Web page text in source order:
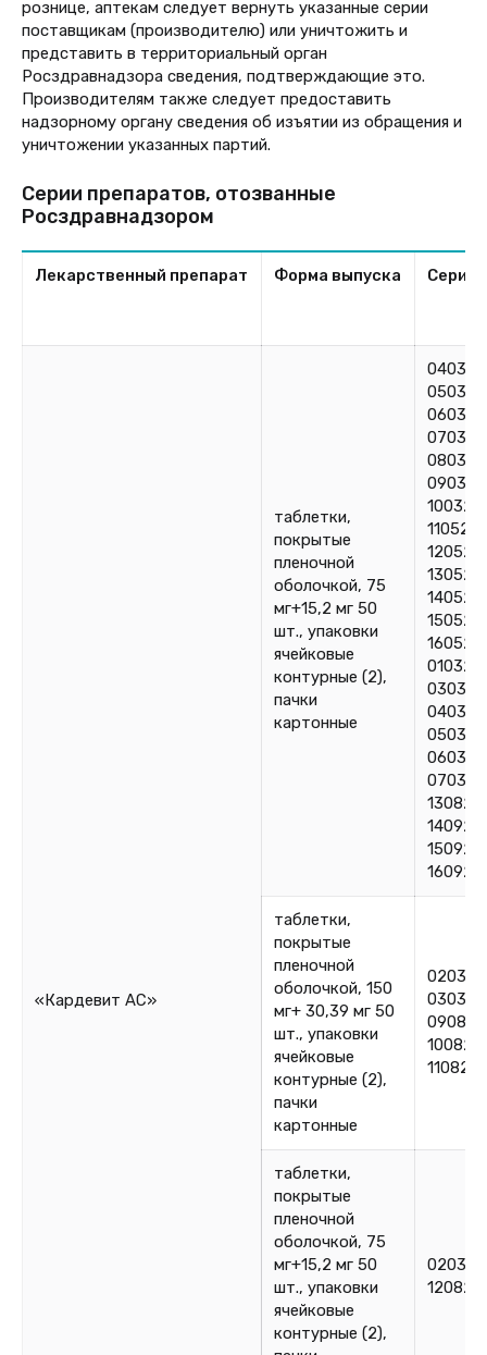
рознице, аптекам следует вернуть указанные серии
поставщикам (производителю) или уничтожить и
представить в территориальный орган
Росздравнадзора сведения, подтверждающие это.
Производителям также следует предоставить
надзорному органу сведения об изъятии из обращения и
уничтожении указанных партий.
Серии препаратов, отозванные
Росздравнадзором
Лекарственный препарат Форма выпуска Серия
«Кардевит АС»
таблетки,
покрытые
пленочной
оболочкой, 75
мг+15,2 мг 50
шт., упаковки
ячейковые
контурные (2),
пачки
картонные
100324,
110524,
120524,
130524,
140524,
150524,
160524,
010325,
130825,
140925,
150925,
таблетки,
покрытые
пленочной
оболочкой, 150
мг+ 30,39 мг 50
шт., упаковки
ячейковые
контурные (2),
пачки
картонные
100825,
110825
таблетки,
покрытые
пленочной
оболочкой, 75
мг+15,2 мг 50
шт., упаковки
ячейковые
контурные (2),
120825